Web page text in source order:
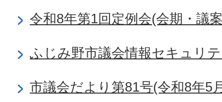
令和8年第1回定例会(会期・議
ふじみ野市議会情報セキュリ
市議会だより第81号(令和8年5